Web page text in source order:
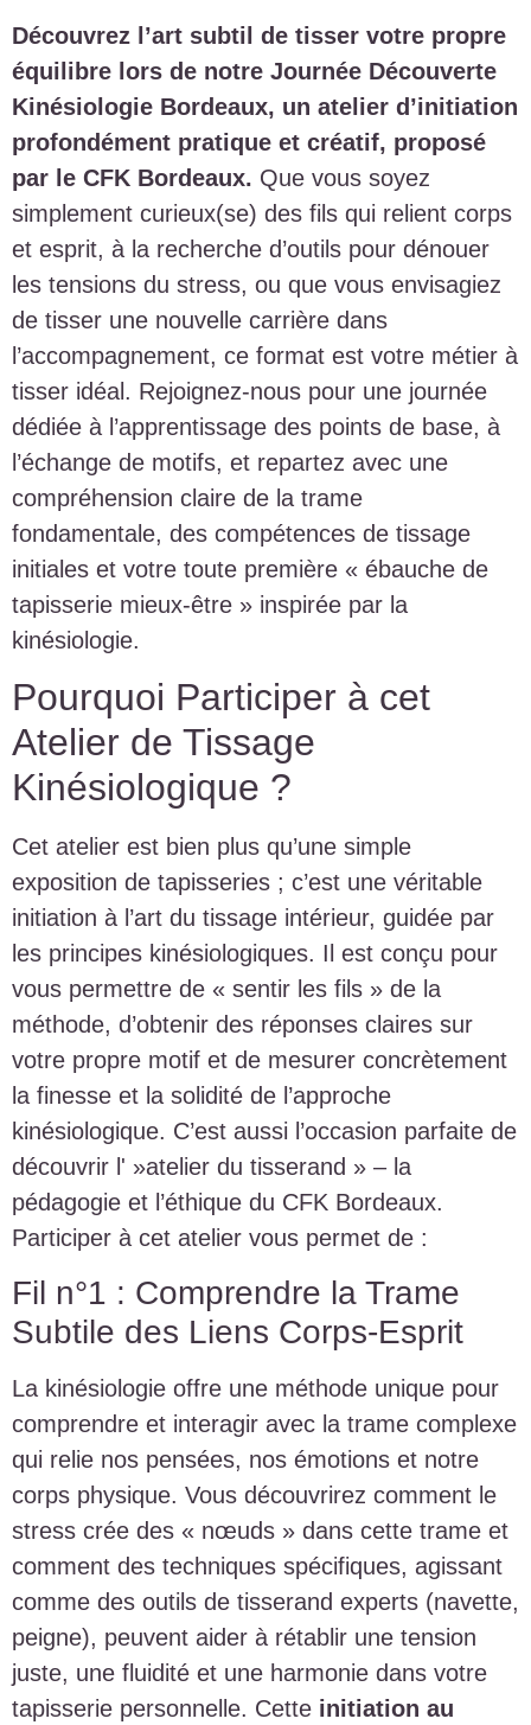
Découvrez l’art subtil de tisser votre propre
équilibre lors de notre Journée Découverte
Kinésiologie Bordeaux, un atelier d’initiation
profondément pratique et créatif, proposé
par le CFK Bordeaux. Que vous soyez
simplement curieux(se) des fils qui relient corps
et esprit, à la recherche d’outils pour dénouer
les tensions du stress, ou que vous envisagiez
de tisser une nouvelle carrière dans
l’accompagnement, ce format est votre métier à
tisser idéal. Rejoignez-nous pour une journée
dédiée à l’apprentissage des points de base, à
l’échange de motifs, et repartez avec une
compréhension claire de la trame
fondamentale, des compétences de tissage
initiales et votre toute première « ébauche de
tapisserie mieux-être » inspirée par la
kinésiologie.
Pourquoi Participer à cet
Atelier de Tissage
Kinésiologique ?
Cet atelier est bien plus qu’une simple
exposition de tapisseries ; c’est une véritable
initiation à l’art du tissage intérieur, guidée par
les principes kinésiologiques. Il est conçu pour
vous permettre de « sentir les fils » de la
méthode, d’obtenir des réponses claires sur
votre propre motif et de mesurer concrètement
la finesse et la solidité de l’approche
kinésiologique. C’est aussi l’occasion parfaite de
découvrir l' »atelier du tisserand » – la
pédagogie et l’éthique du CFK Bordeaux.
Participer à cet atelier vous permet de :
Fil n°1 : Comprendre la Trame
Subtile des Liens Corps-Esprit
La kinésiologie offre une méthode unique pour
comprendre et interagir avec la trame complexe
qui relie nos pensées, nos émotions et notre
corps physique. Vous découvrirez comment le
stress crée des « nœuds » dans cette trame et
comment des techniques spécifiques, agissant
comme des outils de tisserand experts (navette,
peigne), peuvent aider à rétablir une tension
juste, une fluidité et une harmonie dans votre
tapisserie personnelle. Cette initiation au